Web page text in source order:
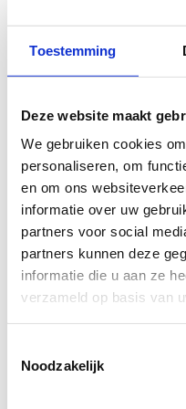
Toestemming
Deze website maakt
We gebruiken cookies
personaliseren, om
en om ons
informatie over uw
partners voor social
partners kunnen deze
informatie die u aan ze
verzameld op basis van
Noodzakelijk
Wil je een probleem
slecht goed
FYSIEKE INSPANNING
licht